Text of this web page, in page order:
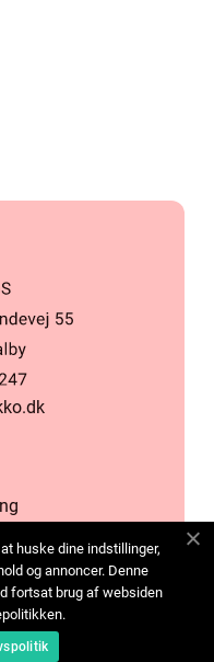
huske dine indstillinger,
og annoncer. Denne
fortsat brug af websiden